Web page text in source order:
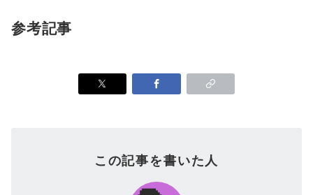
参考記事
この記事を書いた人